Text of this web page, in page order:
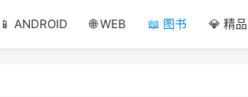
📱 ANDROID 🌐 WEB 📖 图书 💎 精品